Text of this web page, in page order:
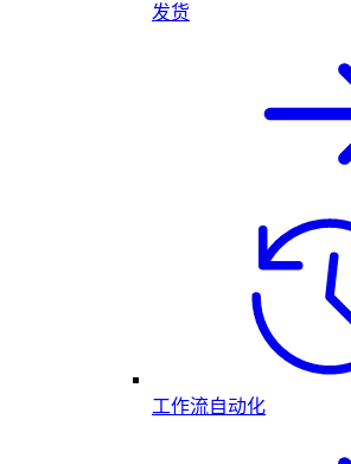
发货
工作流自动化